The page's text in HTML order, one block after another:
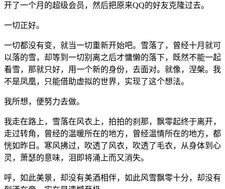
开了一个月的超级会员，然后把原来QQ的好友克隆过去。
一切正好。
一切都没有变，就当一切重新开始吧。雪落了，曾经十月就可
以落的雪，却等到一切别离之后才慵懒的落下，既然不能一起
看雪，那就只好，用一个新的身份，去面对。就像，涅槃。我
不是凤凰，只能借助虚拟的世界，实现了这个想法。
我所想，便努力去做。
我走在路上，雪落在风衣上，拍拍的刹那，飘零起终于离开，
走过转角，曾经的温暖所在的地方，曾经温情所在的地方，都
恍如昨日。寒风拂过，吹透了风衣，吹透了毛衣，从身体到心
灵，萧瑟的意味，泪即将涌上而又消失。
呼，如此美景，却没有美酒相伴，如此风雪飘零十分，却没有